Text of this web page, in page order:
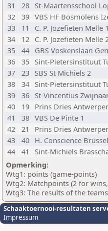
31
28 St-Maartensschool
32
39 VBS HF Bosmolens
33
11 C. P. Jozefieten Melle 1
34
12 C. P. Jozefieten Melle
35
44 GBS Voskenslaan
36
35 Sint-Pietersinstituut
37
23 SBS St Michiels 2
38
34 Sint-Pietersinstituut
39
36 St-Vincentius
40
19 Prins Dries
41
38 VBS De Pinte 1
42
21 Prins Dries
43
40 H. Conscience Brussel
44
41 Sint-Michiels
Opmerking:
Wtg1: points (game-points)
Wtg2: Matchpoints (2 for
Wtg3: The results of the
Schaaktoernooi-resultaten
Impressum